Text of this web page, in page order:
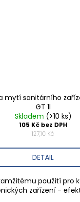
mytí sanitárního
GT 1l
Skladem (>10 ks)
105 Kč bez DPH
127,10 Kč
DETAIL
použití pro
zařízení -